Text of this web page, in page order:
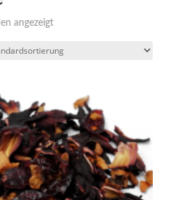
angezeigt